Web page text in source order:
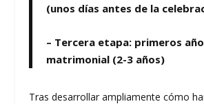
(unos días antes de la
– Tercera etapa: primeros
matrimonial (2-3 años)
Tras desarrollar ampliamente cómo